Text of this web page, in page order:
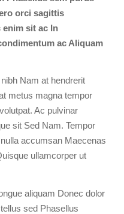
orci sagittis
enim sit ac In
ac Aliquam
Nam at hendrerit
metus magna tempor
Ac pulvinar
sit Sed Nam. Tempor
accumsan Maecenas
ullamcorper ut
aliquam Donec dolor
sed Phasellus